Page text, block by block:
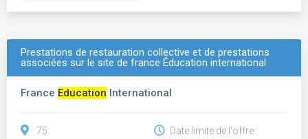
Prestations de restauration collective et de prestations
associées sur le site de france Éducation international
France Education International
75
Date limite de l'offre :